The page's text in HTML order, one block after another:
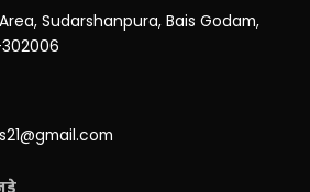
Sudarshanpura, Bais Godam,